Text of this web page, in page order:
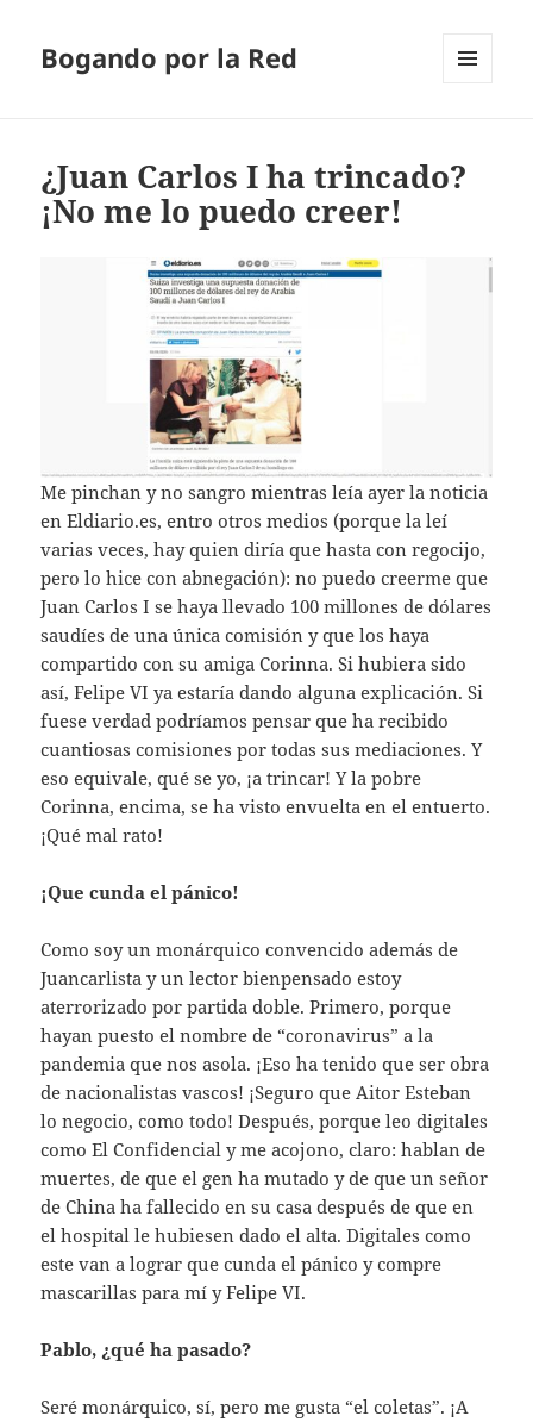
Bogando por la Red
¿Juan Carlos I ha trincado?
¡No me lo puedo creer!
Me pinchan y no sangro mientras leía ayer la noticia
en Eldiario.es, entro otros medios (porque la leí
varias veces, hay quien diría que hasta con regocijo,
pero lo hice con abnegación): no puedo creerme que
Juan Carlos I se haya llevado 100 millones de dólares
saudíes de una única comisión y que los haya
compartido con su amiga Corinna. Si hubiera sido
así, Felipe VI ya estaría dando alguna explicación. Si
fuese verdad podríamos pensar que ha recibido
cuantiosas comisiones por todas sus mediaciones. Y
eso equivale, qué se yo, ¡a trincar! Y la pobre
Corinna, encima, se ha visto envuelta en el entuerto.
¡Qué mal rato!
¡Que cunda el pánico!
Como soy un monárquico convencido además de
Juancarlista y un lector bienpensado estoy
aterrorizado por partida doble. Primero, porque
hayan puesto el nombre de “coronavirus” a la
pandemia que nos asola. ¡Eso ha tenido que ser obra
de nacionalistas vascos! ¡Seguro que Aitor Esteban
lo negocio, como todo! Después, porque leo digitales
como El Confidencial y me acojono, claro: hablan de
muertes, de que el gen ha mutado y de que un señor
de China ha fallecido en su casa después de que en
el hospital le hubiesen dado el alta. Digitales como
este van a lograr que cunda el pánico y compre
mascarillas para mí y Felipe VI.
Pablo, ¿qué ha pasado?
Seré monárquico, sí, pero me gusta “el coletas”. ¡A